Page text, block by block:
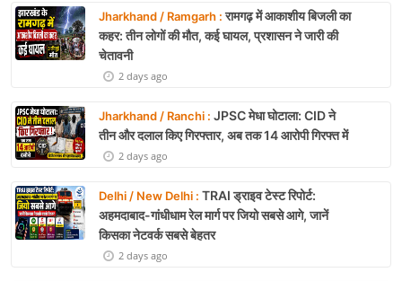
Jharkhand / Ramgarh :रामगढ़ में आकाशीय बिजली का
कहर: तीन लोगों की मौत, कई घायल, प्रशासन ने जारी की
चेतावनी
2 days ago
Jharkhand / Ranchi : JPSC मेधा घोटाला: CID ने
तीन और दलाल किए गिरफ्तार, अब तक 14 आरोपी गिरफ्त में
2 days ago
Delhi / New Delhi : TRAI ड्राइव टेस्ट रिपोर्ट:
अहमदाबाद-गांधीधाम रेल मार्ग पर जियो सबसे आगे, जानें
किसका नेटवर्क सबसे बेहतर
2 days ago